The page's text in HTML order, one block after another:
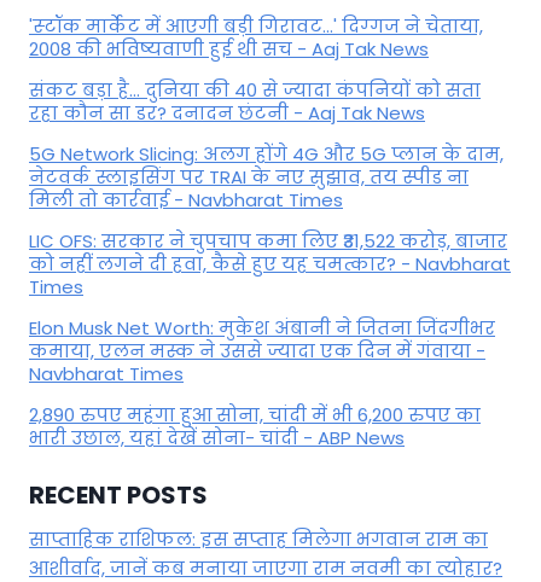
'स्‍टॉक मार्केट में आएगी बड़ी गिरावट...' दिग्‍गज ने चेताया,
2008 की भविष्यवाणी हुई थी सच - Aaj Tak News
संकट बड़ा है... दुनिया की 40 से ज्यादा कंपनियों को सता
रहा कौन सा डर? दनादन छंटनी - Aaj Tak News
5G Network Slicing: अलग होंगे 4G और 5G प्लान के दाम,
नेटवर्क स्लाइसिंग पर TRAI के नए सुझाव, तय स्पीड ना
मिली तो कार्रवाई - Navbharat Times
LIC OFS: सरकार ने चुपचाप कमा लिए ₹31,522 करोड़, बाजार
को नहीं लगने दी हवा, कैसे हुए यह चमत्कार? - Navbharat
Times
Elon Musk Net Worth: मुकेश अंबानी ने जितना जिंदगीभर
कमाया, एलन मस्क ने उससे ज्यादा एक दिन में गंवाया -
Navbharat Times
2,890 रुपए महंगा हुआ सोना, चांदी में भी 6,200 रुपए का
भारी उछाल, यहां देखें सोना- चांदी - ABP News
RECENT POSTS
साप्ताहिक राशिफल: इस सप्ताह मिलेगा भगवान राम का
आशीर्वाद, जानें कब मनाया जाएगा राम नवमी का त्योहार?